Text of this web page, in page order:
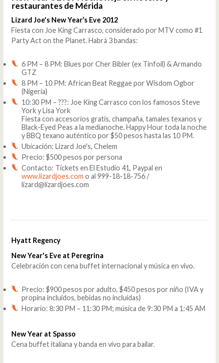
restaurantes de Mérida
Lizard Joe's New Year’s Eve 2012
Fiesta con Joe King Carrasco, considerado por MTV como #1
Party Act on the Planet. Habrá 3 bandas:
6 PM – 8 PM: Blues por Cher Bibler (ex Tinfoil) & Armando
GTZ
8 PM – 10 PM: African Beat Reggae por Wisdom Ogbor
(Nigeria)
10:30 PM – ???: Joe King Carrasco con los famosos Steve
York y Lisa York
Fiesta con accesorios gratis, champaña, tamales texanos y
Black-Eyed Peas a la medianoche. Happy Hour toda la noche
y BBQ texano auténtico por $50 pesos hasta las 10 PM.
Ubicación: Lizard Joe's, Chelem
Precio: $500 pesos por persona
Contacto: Tickets en El Estudio 41, Paypal en
www.lizardjoes.com o al 999-18-18-756 /
lizard@lizardjoes.com
Hyatt Regency
New Year's Eve at Peregrina
Celebración con cena buffet internacional y música en vivo.
Precio: $900 pesos por adulto, $450 pesos por niño (IVA y
propina incluidos, bebidas no incluidas)
Horario: 8:30 PM – 11:30 PM; música de 9:30 PM a 1:45 AM
New Year at Spasso
Cena buffet italiana y banda en vivo para bailar.